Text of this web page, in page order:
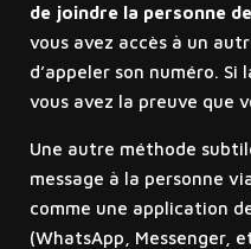
de joindre la personne
vous avez accès à un
d’appeler son numéro. Si
vous avez la preuve que
Une autre méthode
message à la personne
comme une application
(WhatsApp, Messenger,